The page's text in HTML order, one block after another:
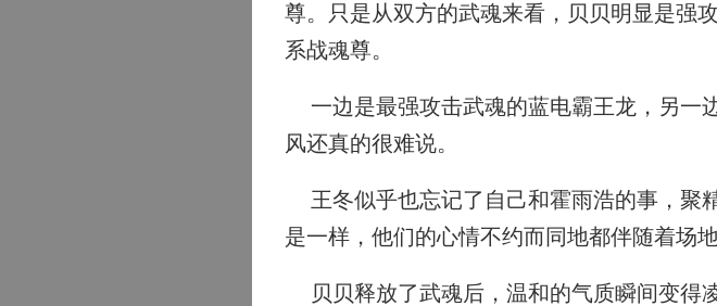
尊。只是从双方的武魂来看，贝贝明显是强
系战魂尊。
一边是最强攻击武魂的蓝电霸王龙，另一
风还真的很难说。
王冬似乎也忘记了自己和霍雨浩的事，聚
是一样，他们的心情不约而同地都伴随着场
贝贝释放了武魂后，温和的气质瞬间变得